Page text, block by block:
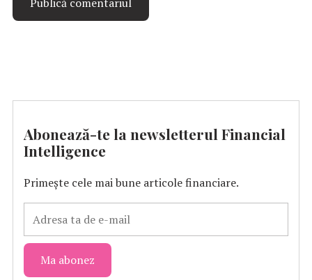
Abonează-te la newsletterul Financial
Intelligence
Primește cele mai bune articole financiare.